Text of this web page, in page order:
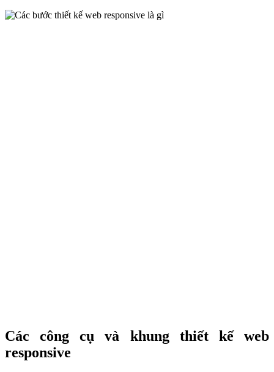
Các công cụ và khung thiết kế web
responsive